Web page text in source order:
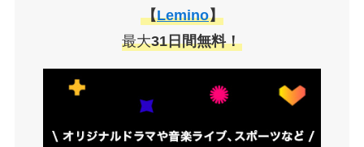
【Lemino】
最大31日間無料！